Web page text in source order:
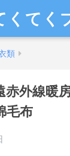
くてく
類
外線暖
毛布